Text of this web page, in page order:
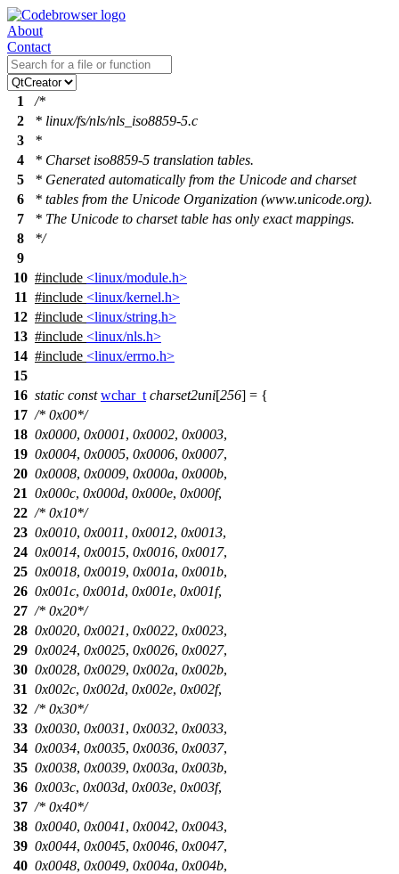
About
Contact
1
/*
2
* linux/fs/nls/nls_iso8859-5.c
3
*
4
* Charset iso8859-5 translation tables.
5
* Generated automatically from the Unicode and charset
6
* tables from the Unicode Organization (www.unicode.org).
7
* The Unicode to charset table has only exact mappings.
8
*/
9
10 #include <linux/module.h>
11 #include <linux/kernel.h>
12 #include <linux/string.h>
13 #include <linux/nls.h>
14 #include <linux/errno.h>
15
16 static const wchar_t charset2uni[256] = {
17 /* 0x00*/
18 0x0000, 0x0001, 0x0002, 0x0003,
19 0x0004, 0x0005, 0x0006, 0x0007,
20 0x0008, 0x0009, 0x000a, 0x000b,
21 0x000c, 0x000d, 0x000e, 0x000f,
22 /* 0x10*/
23 0x0010, 0x0011, 0x0012, 0x0013,
24 0x0014, 0x0015, 0x0016, 0x0017,
25 0x0018, 0x0019, 0x001a, 0x001b,
26 0x001c, 0x001d, 0x001e, 0x001f,
27 /* 0x20*/
28 0x0020, 0x0021, 0x0022, 0x0023,
29 0x0024, 0x0025, 0x0026, 0x0027,
30 0x0028, 0x0029, 0x002a, 0x002b,
31 0x002c, 0x002d, 0x002e, 0x002f,
32 /* 0x30*/
33 0x0030, 0x0031, 0x0032, 0x0033,
34 0x0034, 0x0035, 0x0036, 0x0037,
35 0x0038, 0x0039, 0x003a, 0x003b,
36 0x003c, 0x003d, 0x003e, 0x003f,
37 /* 0x40*/
38 0x0040, 0x0041, 0x0042, 0x0043,
39 0x0044, 0x0045, 0x0046, 0x0047,
40 0x0048, 0x0049, 0x004a, 0x004b,